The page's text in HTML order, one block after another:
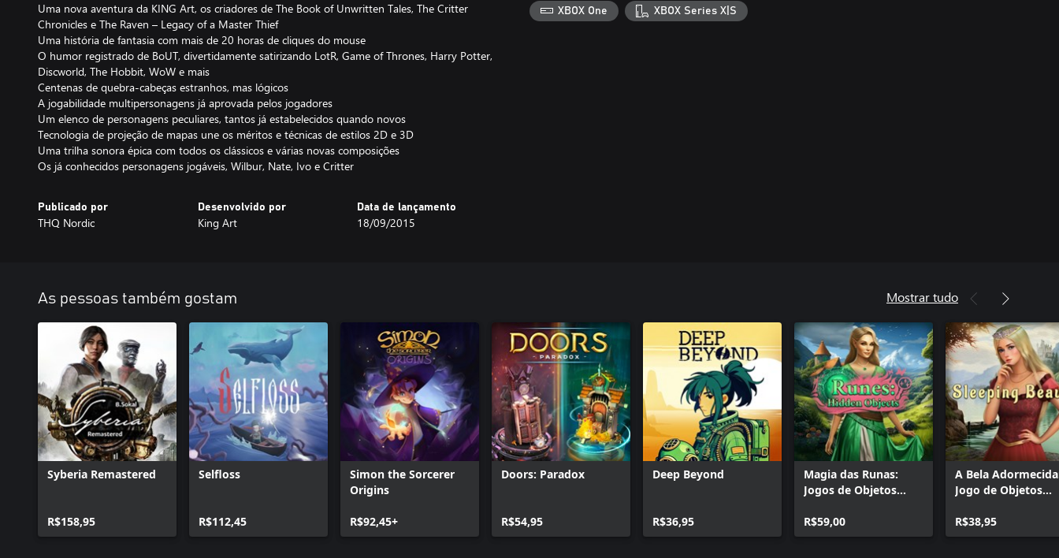
Uma nova aventura da KING Art, os criadores de The Book of Unwritten Tales, The Critter
Chronicles e The Raven – Legacy of a Master Thief
Uma história de fantasia com mais de 20 horas de cliques do mouse
O humor registrado de BoUT, divertidamente satirizando LotR, Game of Thrones, Harry Potter,
Discworld, The Hobbit, WoW e mais
Centenas de quebra-cabeças estranhos, mas lógicos
A jogabilidade multipersonagens já aprovada pelos jogadores
Um elenco de personagens peculiares, tantos já estabelecidos quando novos
Tecnologia de projeção de mapas une os méritos e técnicas de estilos 2D e 3D
Uma trilha sonora épica com todos os clássicos e várias novas composições
Os já conhecidos personagens jogáveis, Wilbur, Nate, Ivo e Critter
Publicado por
THQ Nordic
Desenvolvido por
King Art
Data de lançamento
18/09/2015
XBOX One XBOX Series X|S
As pessoas também gostam Mostrar tudo
Syberia Remastered
R$158,95
Selfloss
R$112,45
Simon the Sorcerer
Origins
R$92,45+
Doors: Paradox
R$54,95
Deep Beyond
R$36,95
Magia das Runas:
Jogos de Objetos
R$59,00
A Bela
Jogo de Objetos
R$38,95